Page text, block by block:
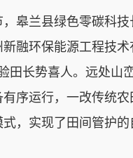
兰县绿色零碳科技
融环保能源工程技
田长势喜人。远处山
有序运行，一改传统
，实现了田间管护